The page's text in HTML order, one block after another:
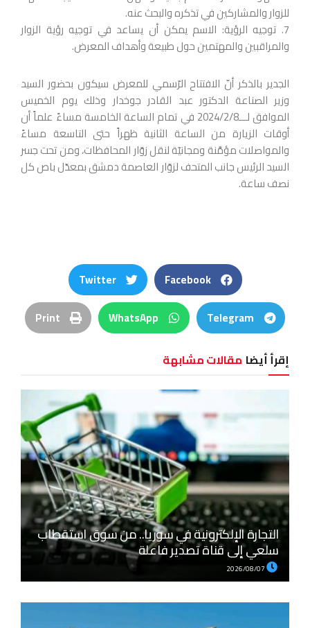
للزوار والمشاركين في تذكره والبحث عنه.
7. توجيه الرؤية: الاسم يمكن أن يساعد في توجيه رؤية الزوار
والمراقبين والمهتمين حول طبيعة وأهداف المعرض.
الجدير بالذكر أنّ الافتتاح الرّسمي للمعرض سيكون بحضور السيد
وزير الصناعة الدكتور عبد القادر جوخدار وذلك يوم الخميس
الموافق لـــ2024/2/8 في تمام الساعة الخامسة مساءً علماً أن
أوقات الزيارة من الساعة الثانية ظهراً حتى التاسعة مساءً
والمواصلات مؤمَّنة ومجانيّة لنقل زوّار المحافظات، ومن تحت جسر
السيد الرئيس جانب المتحف لزوّار العاصمة دمشق بمعدّل باص كل
نصف ساعة.
Facebook
Twitter
Telegram
WhatsApp
Print
إقرأ أيضا مقالات مشابهة
التجارة الإلكترونية في سوريا.. من سوق استقطاب
سلعي إلى قناة تصدير فاعلة